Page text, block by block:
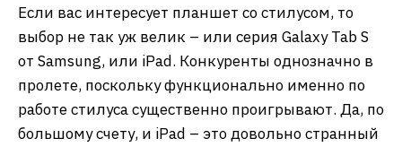
Если вас интересует планшет со стилусом, то
выбор не так уж велик – или серия Galaxy Tab S
от Samsung, или iPad. Конкуренты однозначно в
пролете, поскольку функционально именно по
работе стилуса существенно проигрывают. Да, по
большому счету, и iPad – это довольно странный